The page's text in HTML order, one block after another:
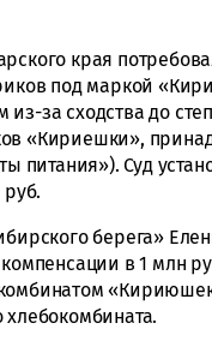
края
под маркой
за сходства до
«Кириешки»,
питания»). Суд
берега»
в 1 млн